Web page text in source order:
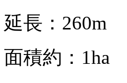
延長：260m
面積約：1ha